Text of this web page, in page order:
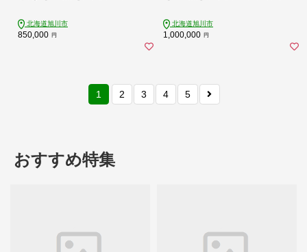
北海道旭川市
850,000 円
北海道旭川市
1,000,000 円
1 2 3 4 5
おすすめ特集